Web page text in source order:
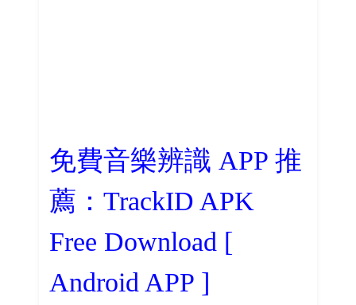
免費音樂辨識 APP 推
薦：TrackID APK
Free Download [
Android APP ]